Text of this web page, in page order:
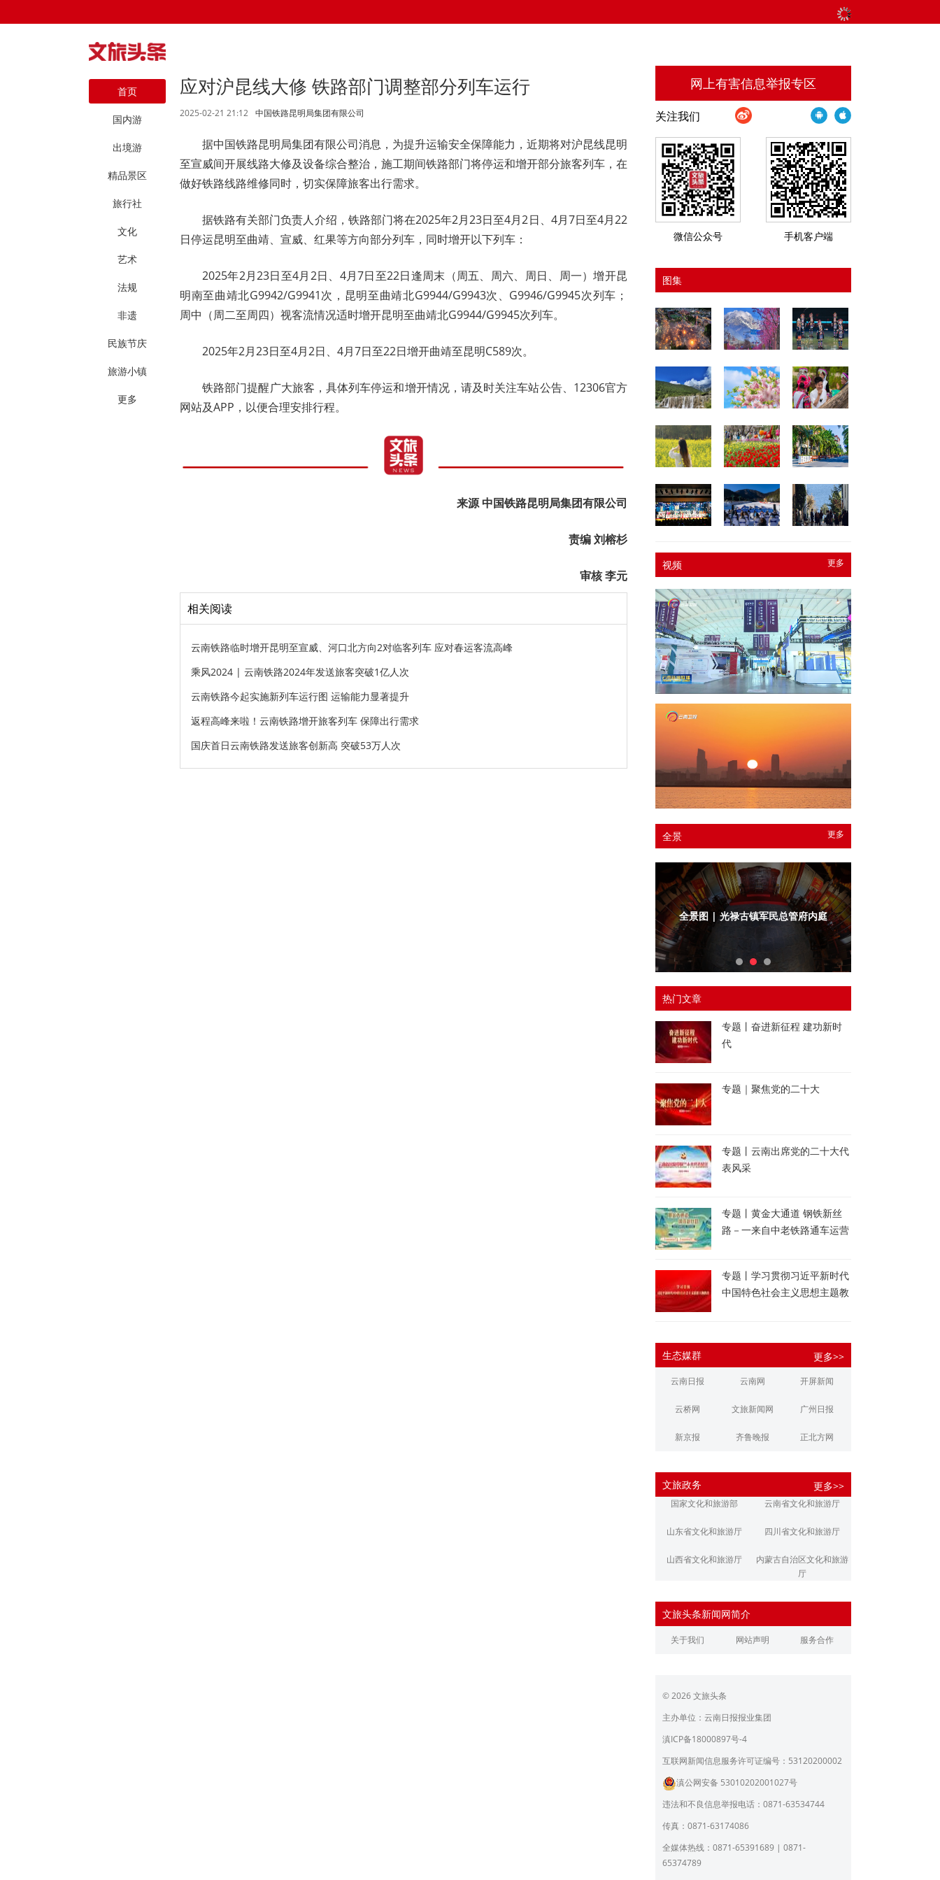
首页
国内游
出境游
精品景区
旅行社
文化
艺术
法规
非遗
民族节庆
旅游小镇
更多
应对沪昆线大修 铁路部门调整部分列车运行
2025-02-21 21:12 中国铁路昆明局集团有限公司
据中国铁路昆明局集团有限公司消息，为提升运输安全保障能力，近期将对沪昆线昆明
至宣威间开展线路大修及设备综合整治，施工期间铁路部门将停运和增开部分旅客列车，在
做好铁路线路维修同时，切实保障旅客出行需求。
据铁路有关部门负责人介绍，铁路部门将在2025年2月23日至4月2日、4月7日至4月22
日停运昆明至曲靖、宣威、红果等方向部分列车，同时增开以下列车：
2025年2月23日至4月2日、4月7日至22日逢周末（周五、周六、周日、周一）增开昆
明南至曲靖北G9942/G9941次，昆明至曲靖北G9944/G9943次、G9946/G9945次列车；
周中（周二至周四）视客流情况适时增开昆明至曲靖北G9944/G9945次列车。
2025年2月23日至4月2日、4月7日至22日增开曲靖至昆明C589次。
铁路部门提醒广大旅客，具体列车停运和增开情况，请及时关注车站公告、12306官方
网站及APP，以便合理安排行程。
来源 中国铁路昆明局集团有限公司
责编 刘榕杉
审核 李元
相关阅读
云南铁路临时增开昆明至宣威、河口北方向2对临客列车 应对春运客流高峰
乘风2024 | 云南铁路2024年发送旅客突破1亿人次
云南铁路今起实施新列车运行图 运输能力显著提升
返程高峰来啦！云南铁路增开旅客列车 保障出行需求
国庆首日云南铁路发送旅客创新高 突破53万人次
网上有害信息举报专区
关注我们
微信公众号 手机客户端
图集
更多
视频
更多
全景
全景图 | 光禄古镇军民总管府内庭
热门文章
专题丨奋进新征程 建功新时
代
专题｜聚焦党的二十大
专题丨云南出席党的二十大代
表风采
专题丨黄金大通道 钢铁新丝
路－一来自中老铁路通车运营
专题丨学习贯彻习近平新时代
中国特色社会主义思想主题教
生态媒群 更多>>
云南日报 云南网 开屏新闻
云桥网 文旅新闻网 广州日报
新京报 齐鲁晚报 正北方网
江南都市报 潇湘晨报
文旅政务 更多>>
国家文化和旅游部 云南省文化和旅游厅
山东省文化和旅游厅 四川省文化和旅游厅
山西省文化和旅游厅
内蒙古自治区文化和旅游
厅
浙江省文化和旅游厅
江西省文化和旅游厅 河南省文化和旅游厅
广东省文化和旅游厅
育厅
陕西省文化和旅游厅 甘肃省文化和旅游厅
青海省文化和旅游厅
宁夏回族自治区文化和旅
北京市文旅局
上海市文化和旅游局
员会
文旅头条新闻网简介
关于我们 网站声明 服务合作
© 2026 文旅头条
主办单位：云南日报报业集团
滇ICP备18000897号-4
互联网新闻信息服务许可证编号：53120200002
滇公网安备 53010202001027号
违法和不良信息举报电话：0871-63534744
传真：0871-63174086
全媒体热线：0871-65391689 | 0871-
65374789